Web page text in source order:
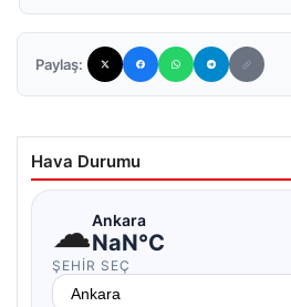
Paylaş:
Hava Durumu
☁Ankara
NaN°C
ŞEHIR SEÇ